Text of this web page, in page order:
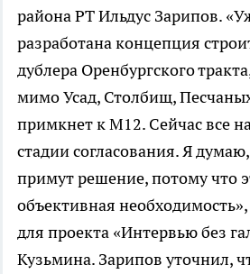
района РТ Ильдус Зарипов.
разработана концепция
дублера Оренбургского
мимо Усад, Столбищ,
примкнет к М12. Сейчас все
стадии согласования. Я
примут решение, потому что
объективная
для проекта «Интервью без
Кузьмина. Зарипов уточнил,